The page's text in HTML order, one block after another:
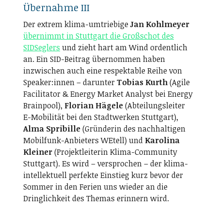
Übernahme III
Der extrem klima-umtriebigeJan Kohlmeyer
übernimmt in Stuttgart die Großschot des
SIDSeglers und zieht hart am Wind ordentlich
an. Ein SID-Beitrag übernommen haben
inzwischen auch eine respektable Reihe von
Speaker:innen – darunter Tobias Kurth(Agile
Facilitator & Energy Market Analyst bei Energy
Brainpool), Florian Hägele(Abteilungsleiter
E-Mobilität bei den Stadtwerken Stuttgart),
Alma Spribille(Gründerin des nachhaltigen
Mobilfunk-Anbieters WEtell) und Karolina
Kleiner(Projektleiterin Klima-Community
Stuttgart). Es wird – versprochen – der klima-
intellektuell perfekte Einstieg kurz bevor der
Sommer in den Ferien uns wieder an die
Dringlichkeit des Themas erinnern wird.